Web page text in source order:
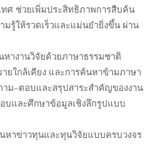
ศ ช่วยเพิ่มประสิทธิภาพการสืบค้น
มรู้ให้รวดเร็วและแม่นยำยิ่งขึ้น ผ่าน
นหางานวิจัยด้วยภาษาธรรมชาติ
ยใกล้เคียง และการค้นหาข้ามภาษา
าม–ตอบและสรุปสาระสำคัญของงาน
บและศึกษาข้อมูลเชิงลึกรูปแบบ
นหาข่าวทุนและทุนวิจัยแบบครบวงจร